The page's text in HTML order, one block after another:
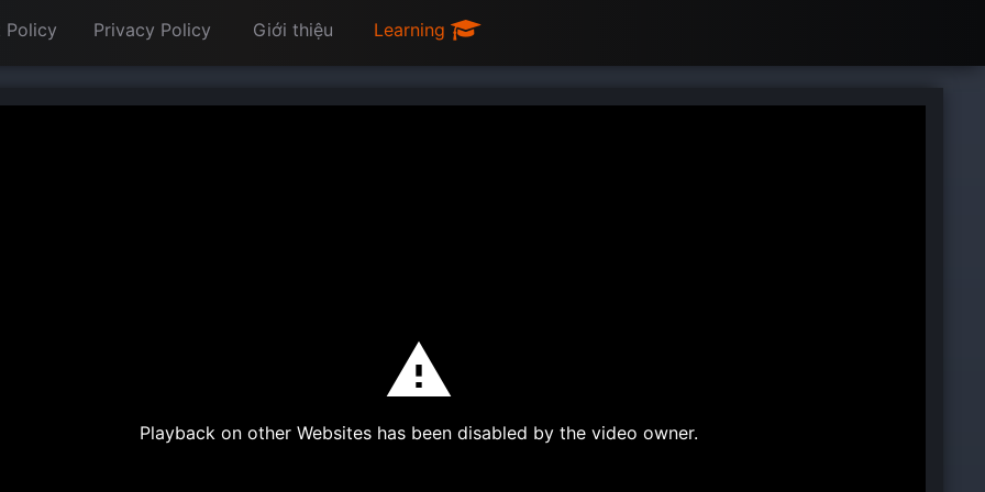
Policy Privacy Policy Giới thiệu Learning
Playback on other Websites has been disabled by the video owner.